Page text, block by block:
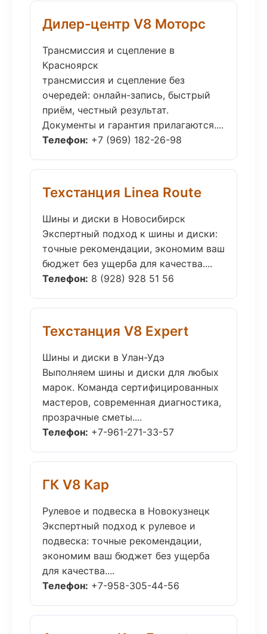
Дилер-центр V8 Моторс
Трансмиссия и сцепление в
Красноярск
трансмиссия и сцепление без
очередей: онлайн-запись, быстрый
приём, честный результат.
Документы и гарантия прилагаются....
Телефон: +7 (969) 182-26-98
Техстанция Linea Route
Шины и диски в Новосибирск
Экспертный подход к шины и диски:
точные рекомендации, экономим ваш
бюджет без ущерба для качества....
Телефон: 8 (928) 928 51 56
Техстанция V8 Expert
Шины и диски в Улан-Удэ
Выполняем шины и диски для любых
марок. Команда сертифицированных
мастеров, современная диагностика,
прозрачные сметы....
Телефон: +7-961-271-33-57
ГК V8 Кар
Рулевое и подвеска в Новокузнецк
Экспертный подход к рулевое и
подвеска: точные рекомендации,
экономим ваш бюджет без ущерба
для качества....
Телефон: +7-958-305-44-56